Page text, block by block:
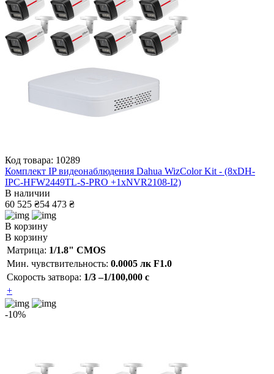
Код товара: 10289
Комплект IP видеонаблюдения Dahua WizColor Kit - (8хDH-
IPC-HFW2449TL-S-PRO +1хNVR2108-I2)
В наличии
60 525 ₴54 473 ₴
В корзину
В корзину
Матрица: 1/1.8" CMOS
Мин. чувствительность: 0.0005 лк F1.0
Скорость затвора: 1/3 –1/100,000 с
+
-10%